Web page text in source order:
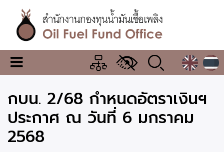
เนื้อหา
หลักสำนักงาน
กองทุน
น้ำมัน
เชื้อ
เพลิง
เมนู
เปลี่ยน
แสดง
ผล
กบน. 2/68 กำหนดอัตราเงินฯ
ประกาศ ณ วันที่ 6 มกราคม
2568